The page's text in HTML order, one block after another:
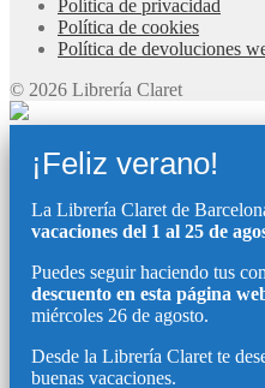
Política de privacidad
Política de cookies
Política de devoluciones
© 2026 Librería Claret
¡Feliz verano!
La Librería Claret de
vacaciones del 1 al 25 de
Puedes seguir haciendo tus
descuento en esta página
miércoles 26 de agosto.
Desde la Librería Claret te
buenas vacaciones.